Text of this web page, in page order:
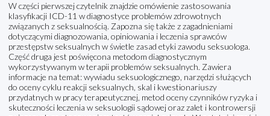
W części pierwszej czytelnik znajdzie omówienie zastosowania
klasyfikacji ICD-11 w diagnostyce problemów zdrowotnych
związanych z seksualnością. Zapozna się także z zagadnieniami
dotyczącymi diagnozowania, opiniowania i leczenia sprawców
przestępstw seksualnych w świetle zasad etyki zawodu seksuologa.
Część druga jest poświęcona metodom diagnostycznym
wykorzystywanym w terapii problemów seksualnych. Zawiera
informacje na temat: wywiadu seksuologicznego, narzędzi służących
do oceny cyklu reakcji seksualnych, skal i kwestionariuszy
przydatnych w pracy terapeutycznej, metod oceny czynników ryzyka i
skuteczności leczenia w seksuologii sądowej oraz zalet i kontrowersji